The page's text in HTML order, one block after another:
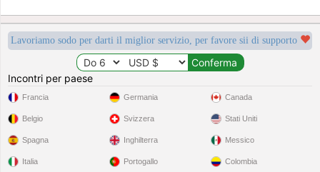
Lavoriamo sodo per darti il miglior servizio, per favore sii di supporto
Incontri per paese
Francia
Belgio
Spagna
Italia
Germania
Svizzera
Inghilterra
Portogallo
Canada
Stati Uniti
Messico
Colombia